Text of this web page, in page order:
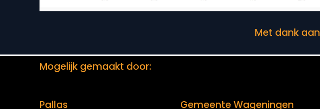
Met dank aan
Mogelijk gemaakt door:
Pallas Gemeente Wageningen